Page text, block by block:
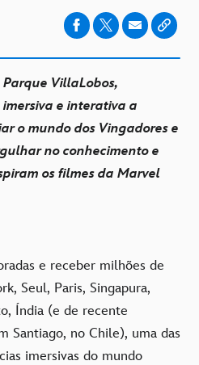
VillaLobos,
e interativa a
o mundo dos Vingadores e
no conhecimento e
os filmes da Marvel
e receber milhões de
Seul, Paris, Singapura,
Índia (e de recente
Santiago, no Chile), uma das
imersivas do mundo